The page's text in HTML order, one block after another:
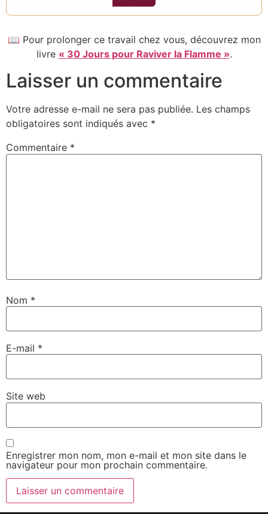
📖 Pour prolonger ce travail chez vous, découvrez mon
livre « 30 Jours pour Raviver la Flamme ».
Laisser un commentaire
Votre adresse e-mail ne sera pas publiée. Les champs
obligatoires sont indiqués avec *
Commentaire *
Nom *
E-mail *
Site web
Enregistrer mon nom, mon e-mail et mon site dans le
navigateur pour mon prochain commentaire.